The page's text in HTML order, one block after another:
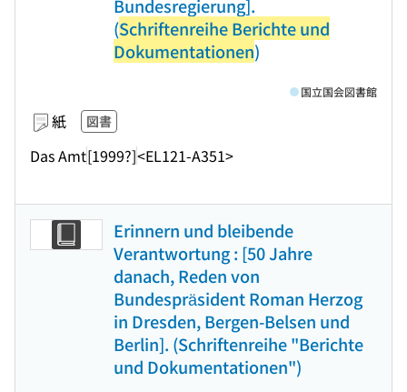
Bundesregierung].
(Schriftenreihe Berichte und
Dokumentationen)
紙 図書
Das Amt[1999?]<EL121-A351>
国立国会図書館
Erinnern und bleibende
Verantwortung : [50 Jahre
danach, Reden von
Bundespräsident Roman Herzog
in Dresden, Bergen-Belsen und
Berlin]. (Schriftenreihe "Berichte
und Dokumentationen")